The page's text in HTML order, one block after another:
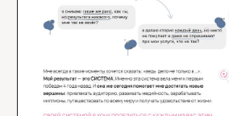
ДАНИИЛ МОЛОЧКОВ
Арт-директор, дизайнер